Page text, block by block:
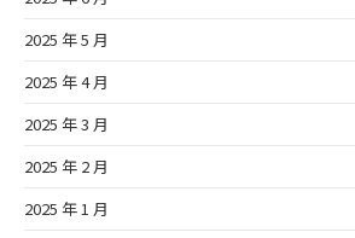
2025 年 5 月
2025 年 4 月
2025 年 3 月
2025 年 2 月
2025 年 1 月